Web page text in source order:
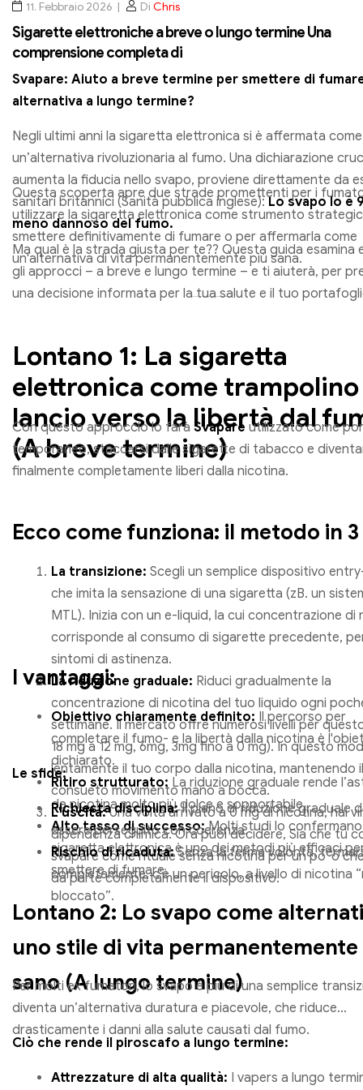
11. Febbraio 2026 Di Chris
Sigarette elettroniche a breve o lungo termine Una
comprensione completa di
Svapare: Aiuto a breve termine per smettere di
alternativa a lungo termine?
Negli ultimi anni la sigaretta elettronica si è affermata come
un’alternativa rivoluzionaria al fumo. Una dichiarazione
aumenta la fiducia nello svapo, proviene direttamente da
sanitari britannici (Sanità pubblica inglese):Lo svapo lo è
meno dannoso del fumo.
Questa scoperta apre due strade promettenti per i
utilizzare la sigaretta elettronica come strumento
smettere definitivamente di fumare o per affermarla come
un'alternativa di vita permanentemente più sana.
Ma qual è la strada giusta per te?? Questa guida esamina
gli approcci – a breve e lungo termine – e ti aiuterà, per
una decisione informata per la tua salute e il tuo
Lontano 1: La sigaretta
elettronica come
lancio verso la libertà dal
(A breve termine)
Con questo approccio lo farà Svapare utilizzato come
temporaneo, staccarsi dalle sigarette di tabacco e
finalmente completamente liberi dalla nicotina.
Ecco come funziona: il metodo in
La transizione: Scegli un semplice dispositivo
che imita la sensazione di una sigaretta (zB. un
MTL). Inizia con un e-liquid, la cui concentrazione di
corrisponde al consumo di sigarette precedente,
sintomi di astinenza.
La riduzione graduale: Riduci gradualmente la
concentrazione di nicotina del tuo liquido ogni
settimane. Il mercato offre numerosi livelli per
18 mg a 12 mg, 6mg, 3mg fino a 0 mg). In questo
lentamente il tuo corpo dalla nicotina, mantenendo il
consueto movimento mano a bocca.
L'uscita:Una volta arrivato a 0 mg di nicotina, hai
dipendenza chimica. Ora puoi decidere, Sia che tu
svapare come rituale senza nicotina per un po' o
da parte completamente il dispositivo.
I vantaggi:
Obiettivo chiaramente definito: Il percorso per
completare il fumo- e la libertà dalla nicotina è
dichiarato.
Ritiro strutturato: La riduzione graduale rende
da nicotina molto più dolce e sopportabile.
Alto tasso di successo:Molti studi lo
sigaretta elettronica è uno dei metodi più efficaci
smettere di fumare.
Le sfide:
Richiesta disciplina:Il piano di riduzione graduale
essere perseguito con coerenza.
Rischio di ricaduta:Senza la ferma volontà,
completamente, c'è un pericolo, a livello di nicotina
bloccato”.
Lontano 2: Lo svapo come
uno stile di vita permanentemente
sano (A lungo termine)
Per molti ex fumatori, lo svapo è più di una semplice
diventa un’alternativa duratura e piacevole, che riduce
drasticamente i danni alla salute causati dal fumo.
Ciò che rende il piroscafo a lungo termine:
Attrezzature di alta qualità: I vapers a lungo